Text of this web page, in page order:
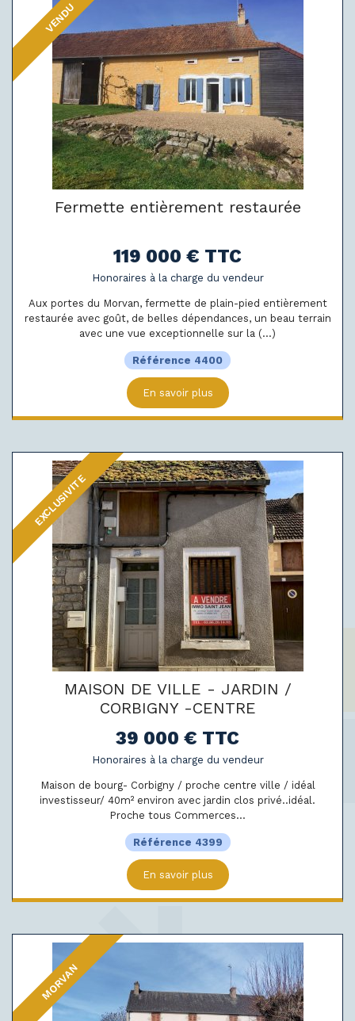
VENDU
Fermette entièrement restaurée
119 000 € TTC
Honoraires à la charge du vendeur
Aux portes du Morvan, fermette de plain-pied entièrement
restaurée avec goût, de belles dépendances, un beau terrain
avec une vue exceptionnelle sur la (...)
Référence 4400
En savoir plus
EXCLUSIVITE
MAISON DE VILLE - JARDIN /
CORBIGNY -CENTRE
39 000 € TTC
Honoraires à la charge du vendeur
Maison de bourg- Corbigny / proche centre ville / idéal
investisseur/ 40m² environ avec jardin clos privé..idéal.
Proche tous Commerces...
Référence 4399
En savoir plus
MORVAN